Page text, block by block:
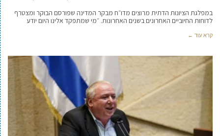
במפלגת הציונות הדתית מרוצים מדו״ח מבקר המדינה שפורסם הבוקר ומצטרף
לדוחות החיוביים האחרונים בשנים האחרונות. ״מי שמתפקד אלינו היום יודע
קרא עוד ←